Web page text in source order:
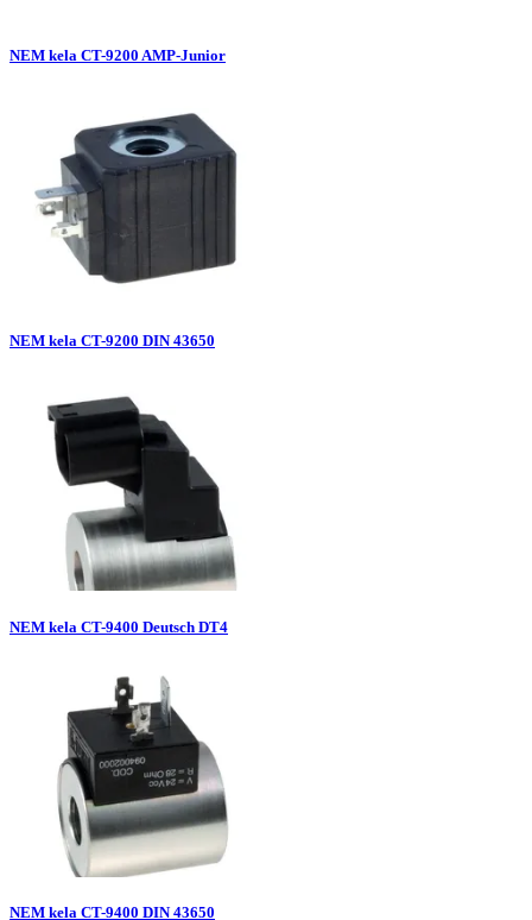
NEM kela CT-9200 AMP-Junior
NEM kela CT-9200 DIN 43650
NEM kela CT-9400 Deutsch DT4
NEM kela CT-9400 DIN 43650